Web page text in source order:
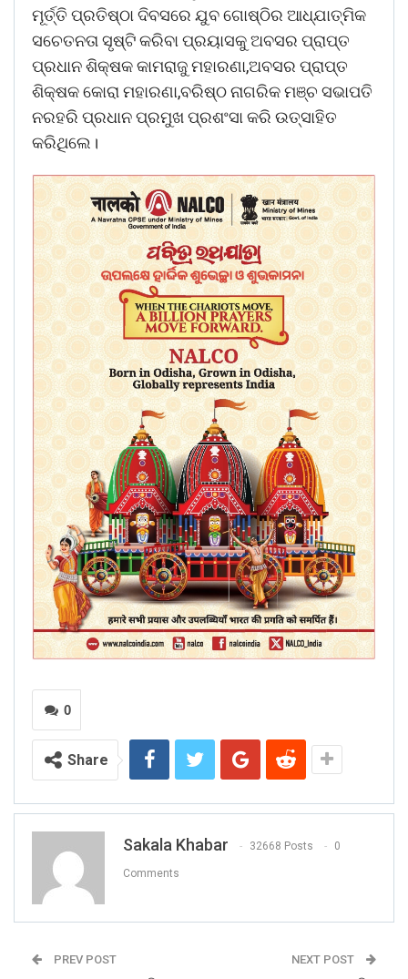
ମୂର୍ତ୍ତି ପ୍ରତିଷ୍ଠା ଦିବସରେ ଯୁବ ଗୋଷ୍ଠିର ଆଧ୍ଯାତ୍ମିକ
ସଚେତନତା ସୃଷ୍ଟି କରିବା ପ୍ରୟାସକୁ ଅବସର ପ୍ରାପ୍ତ
ପ୍ରଧାନ ଶିକ୍ଷକ କାମରାଜୁ ମହାରଣା,ଅବସର ପ୍ରାପ୍ତ
ଶିକ୍ଷକ କୋରା ମହାରଣା,ବରିଷ୍ଠ ନାଗରିକ ମଞ୍ଚ ସଭାପତି
ନରହରି ପ୍ରଧାନ ପ୍ରମୁଖ ପ୍ରଶଂସା କରି ଉତ୍ସାହିତ
କରିଥିଲେ।
0
Share
Sakala Khabar 32668 Posts 0
Comments
PREV POST NEXT POST